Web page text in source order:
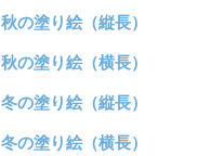
秋の塗り絵（縦長）
秋の塗り絵（横長）
冬の塗り絵（縦長）
冬の塗り絵（横長）